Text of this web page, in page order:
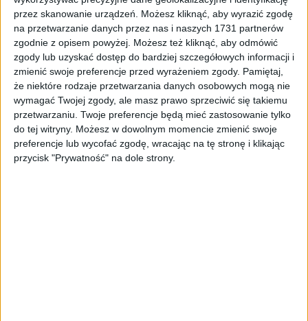
przez skanowanie urządzeń. Możesz kliknąć, aby wyrazić zgodę
na przetwarzanie danych przez nas i naszych 1731 partnerów
zgodnie z opisem powyżej. Możesz też kliknąć, aby odmówić
zgody lub uzyskać dostęp do bardziej szczegółowych informacji i
zmienić swoje preferencje przed wyrażeniem zgody. Pamiętaj,
że niektóre rodzaje przetwarzania danych osobowych mogą nie
wymagać Twojej zgody, ale masz prawo sprzeciwić się takiemu
przetwarzaniu. Twoje preferencje będą mieć zastosowanie tylko
do tej witryny. Możesz w dowolnym momencie zmienić swoje
preferencje lub wycofać zgodę, wracając na tę stronę i klikając
przycisk "Prywatność" na dole strony.
43,67zł
ZOBACZ WIĘCEJ